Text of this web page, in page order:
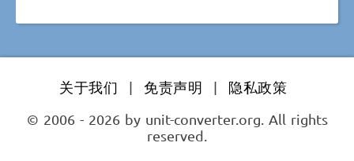
关于我们 | 免责声明 |
隐私政策
© 2006 - 2026 by unit-converter.org. All rights
reserved.